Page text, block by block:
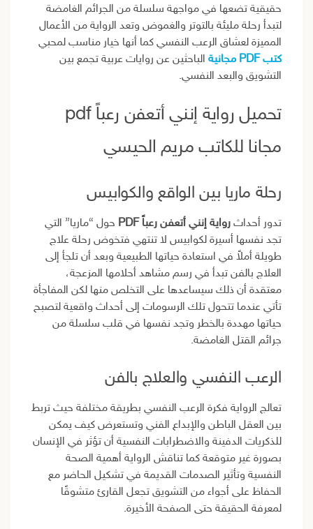
حقيقية تضعها في مواجهة سلسلة من الجرائم الغامضة
لتبدأ رحلة مليئة بالتوتر والغموض وتعد الرواية من الأعمال
المميزة لعشاق الرعب النفسي كما أنها خيار مناسب لمحبي
كتب PDF مجانية
الباحثين عن روايات عربية تجمع بين
التشويق والبعد النفسي.
تحميل رواية إنني أتعفن رعباً pdf
مجانا للكاتب مريم الحيسي
رحلة ماريا بين الواقع والكوابيس
تدور أحداث رواية إنني أتعفن رعباً PDF
حول “ماريا” التي
تجد نفسها أسيرة لكوابيس لا تنتهي فتخوض رحلة علاج
طويلة أملاً في استعادة حياتها الطبيعية وبعد أن تلجأ إلى
العلاج بالفن تبدأ في رسم مشاهد أحلامها المزعجة،
معتقدة أن ذلك سيساعدها على التخلص منها لكن المفاجأة
تأتي عندما تتحول تلك الرسومات إلى أحداث واقعية لتصبح
حياتها مهددة بالخطر وتجد نفسها في قلب سلسلة من
جرائم القتل الغامضة.
الرعب النفسي والعلاج بالفن
تعالج الرواية فكرة الرعب النفسي بطريقة مختلفة حيث تربط
بين العقل الباطن والإبداع الفني وتستعرض كيف يمكن
للذكريات الدفينة والاضطرابات النفسية أن تؤثر في الإنسان
بصورة غير متوقعة كما تناقش الرواية أهمية الصحة
النفسية وتأثير الصدمات القديمة في تشكيل الحاضر مع
الحفاظ على أجواء من التشويق تجعل القارئ متشوقًا
لمعرفة الحقيقة حتى الصفحة الأخيرة.